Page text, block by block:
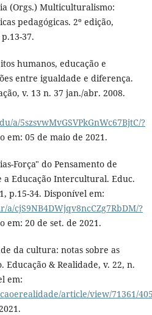
(Orgs.) Multiculturalismo:
pedagógicas. 2º edição,
37.
humanos, educação e
entre igualdade e diferença.
v. 13 n. 37 jan./abr. 2008.
a/5szsvwMvGSVPkGnWc67BjtC/?
em: 05 de maio de 2021.
Força" do Pensamento de
a Educação Intercultural. Educ.
p.15-34. Disponível em:
cjS9NB4DWjqv8ncCZg7RbDM/?
em: 20 de set. de 2021.
da cultura: notas sobre as
Educação & Realidade, v. 22, n.
em:
article/view/71361/